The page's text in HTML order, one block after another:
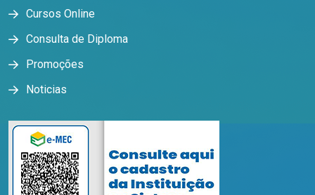
Cursos Online
Consulta de Diploma
Promoções
Noticias